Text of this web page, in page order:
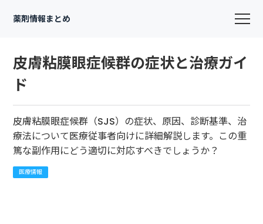
薬剤情報まとめ
皮膚粘膜眼症候群の症状と治療ガイ
ド
皮膚粘膜眼症候群（SJS）の症状、原因、診断基準、治
療法について医療従事者向けに詳細解説します。この重
篤な副作用にどう適切に対応すべきでしょうか？
医療情報